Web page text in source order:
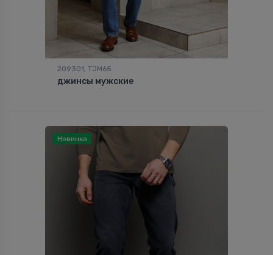
209301, TJM65
джинсы мужские
Новинка